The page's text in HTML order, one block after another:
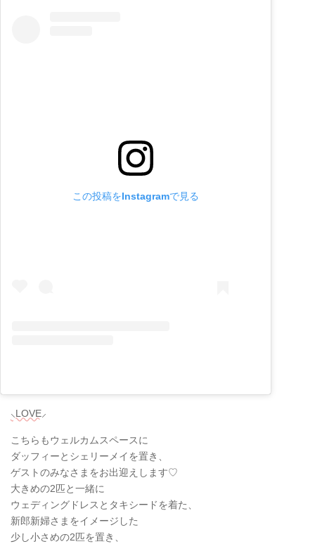
この投稿をInstagramで見る
⸜LOVE⸝
こちらもウェルカムスペースに
ダッフィーとシェリーメイを置き、
ゲストのみなさまをお出迎えします♡
大きめの2匹と一緒に
ウェディングドレスとタキシードを着た、
新郎新婦さまをイメージした
少し小さめの2匹を置き、